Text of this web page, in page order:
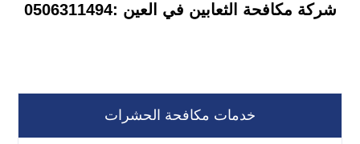
شركة مكافحة الثعابين في العين :0506311494
خدمات مكافحة الحشرات